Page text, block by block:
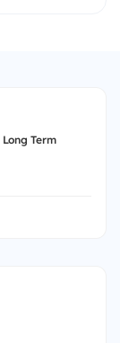
Term